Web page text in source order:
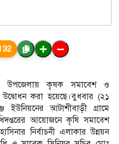
উপজেলায় কৃষক সমাবেশ ও
উদ্বোধন করা হয়েছে।বুধবার (২১
ইউনিয়নের আটাশীবাড়ী গ্রামে
আয়োজনে কৃষি সমাবেশ
নির্বাচনী এলাকার উন্নয়ন